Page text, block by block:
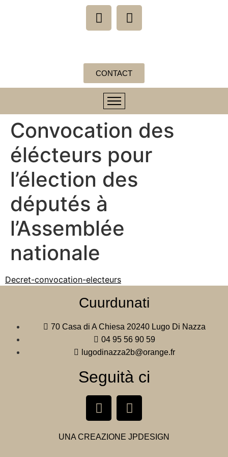
CONTACT
Convocation des
élécteurs pour
l’élection des
députés à
l’Assemblée
nationale
Decret-convocation-electeurs
Cuurdunati
70 Casa di A Chiesa 20240 Lugo Di Nazza
04 95 56 90 59
lugodinazza2b@orange.fr
Seguità ci
UNA CREAZIONE JPDESIGN